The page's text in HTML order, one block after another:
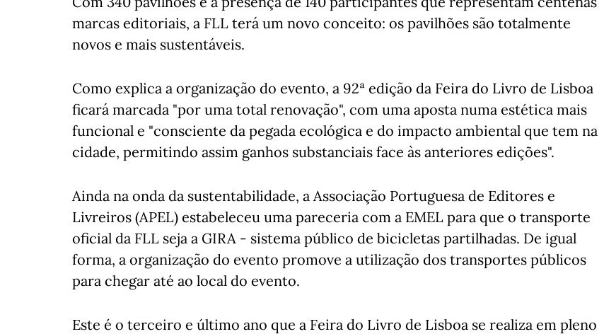
marcas editoriais, a FLL terá um novo conceito: os pavilhões são totalmente
novos e mais sustentáveis.
Como explica a organização do evento, a 92ª edição da Feira do Livro de Lisboa
ficará marcada "por uma total renovação", com uma aposta numa estética mais
funcional e "consciente da pegada ecológica e do impacto ambiental que tem na
cidade, permitindo assim ganhos substanciais face às anteriores edições".
Ainda na onda da sustentabilidade, a Associação Portuguesa de Editores e
Livreiros (APEL) estabeleceu uma pareceria com a EMEL para que o transporte
oficial da FLL seja a GIRA - sistema público de bicicletas partilhadas. De igual
forma, a organização do evento promove a utilização dos transportes públicos
para chegar até ao local do evento.
Este é o terceiro e último ano que a Feira do Livro de Lisboa se realiza em pleno